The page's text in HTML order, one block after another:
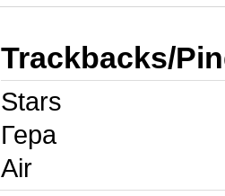
Trackbacks/
Stars
Гера
Air